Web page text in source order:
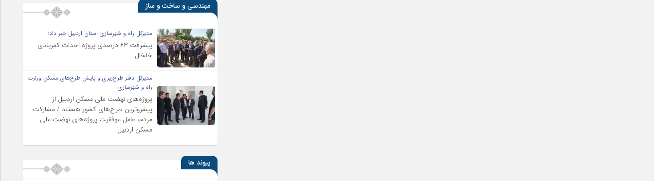
مهندسی و ساخت و ساز
مدیرکل راه و شهرسازی استان اردبیل خبر داد:
پیشرفت ۶۳ درصدی پروژه احداث کمربندی
خلخال
مدیرکل دفتر طرح‌ریزی و پایش طرح‌های مسکن وزارت
راه و شهرسازی:
پروژه‌های نهضت ملی مسکن اردبیل از
پیشروترین طرح‌های کشور هستند / مشارکت
مردم، عامل موفقیت پروژه‌های نهضت ملی
مسکن اردبیل
پیوند ها